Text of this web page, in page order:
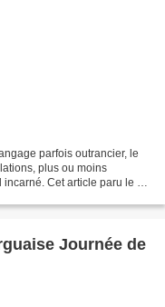
parfois outrancier, le
plus ou moins
Cet article paru le 24
Journée de